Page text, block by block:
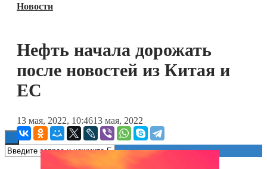
Блокчейн
Технологии
ESG
Новости
Нефть начала дорожать
после новостей из Китая и
ЕС
13 мая, 2022, 10:4613 мая, 2022